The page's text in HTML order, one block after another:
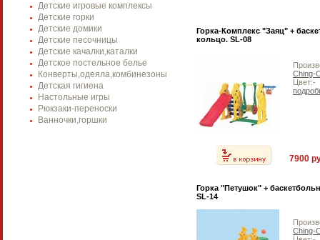
Детские игровые комплексы
Детские горки
Детские домики
Детские песочницы
Детские качалки,каталки
Детское постельное белье
Конверты,одеяла,комбинезоны
Детская гигиена
Настольные игры
Рюкзаки-переноски
Ванночки,горшки
Горка-Комплекс "Заяц" +
кольцо. SL-08
Ching-
Цвет:-
7900
Горка "Петушок" +
SL-14
Ching-